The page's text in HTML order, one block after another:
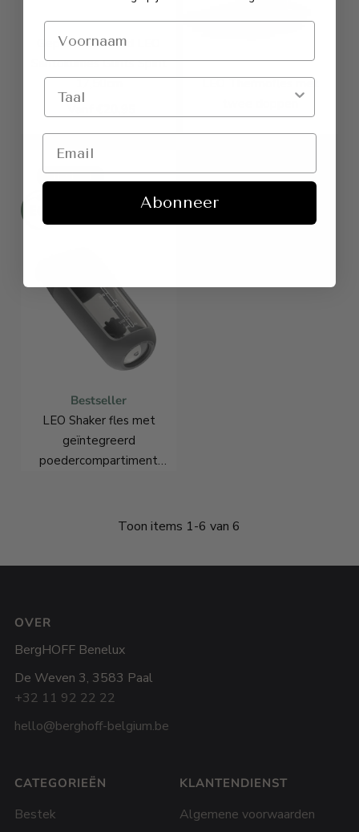
Gepersonaliseerd LEO
Santokumes Glints Spirit
LEO Thermofles met
UIT STOCK
Bestseller
LEO Shaker fles met
geïntegreerd
poedercompartiment
Toon items 1-6 van 6
OVER
BergHOFF Benelux
De Weven 3, 3583 Paal
+32 11 92 22 22
hello@berghoff-belgium.be
CATEGORIEËN
Bestek
KLANTENDIENST
Algemene voorwaarden
Abonneer